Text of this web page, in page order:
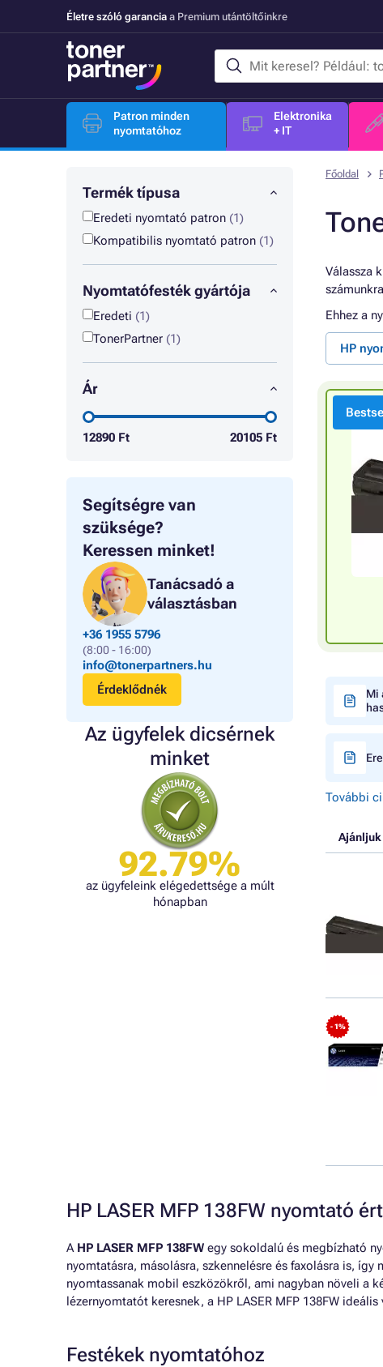
Életre szóló garancia a Premium utántöltőinkre
Patron minden
nyomtatóhoz
Elektronika
+ IT
Termék típusa
Eredeti nyomtató patron (1)
Kompatibilis nyomtató patron (1)
Nyomtatófesték gyártója
Eredeti (1)
TonerPartner (1)
Ár
12890 Ft 20105 Ft
Segítségre van
szüksége?
Keressen minket!
Tanácsadó a
választásban
+36 1955 5796
(8:00 - 16:00)
info@tonerpartners.hu
Érdeklődnék
Az ügyfelek dicsérnek
minket
92.79%
az ügyfeleink elégedettsége a múlt
hónapban
Főoldal
Válassza
Ehhez a
HP
Mi
További
Ajánljuk
- 1%
HP LASER MFP 138FW nyomtató
A HP LASER MFP 138FW egy sokoldalú és megbízható
nyomtatásra, másolásra, szkennelésre és faxolásra is,
nyomtassanak mobil eszközökről, ami nagyban növeli a
lézernyomtatót keresnek, a HP LASER MFP 138FW ideális
Festékek nyomtatóhoz